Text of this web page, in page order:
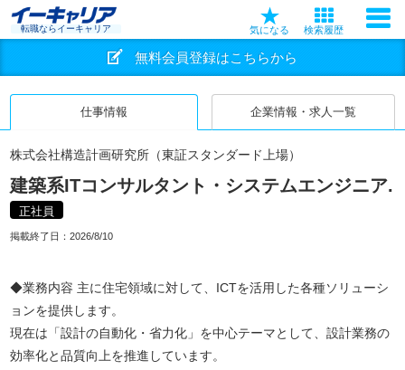
転職ならイーキャリア 気になる 検索履歴
無料会員登録はこちらから
仕事情報 企業情報・求人一覧
株式会社構造計画研究所（東証スタンダード上場）
建築系ITコンサルタント・システムエンジニア.
正社員
掲載終了日： 2026/8/10
◆業務内容 主に住宅領域に対して、ICTを活用した各種ソリューシ
ョンを提供します。
現在は「設計の自動化・省力化」を中心テーマとして、設計業務の
効率化と品質向上を推進しています。